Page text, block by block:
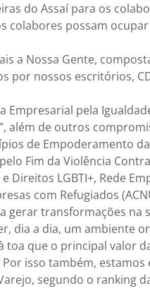
do Assaí para os
colabores possam
a Nossa Gente,
por nossos escritórios,
Empresarial pela
além de outros
de Empoderamento
Fim da Violência
Direitos LGBTI+, Rede
com Refugiados
gerar transformações na
dia a dia, um ambiente
toa que o principal valor
Por isso também,
segundo o ranking